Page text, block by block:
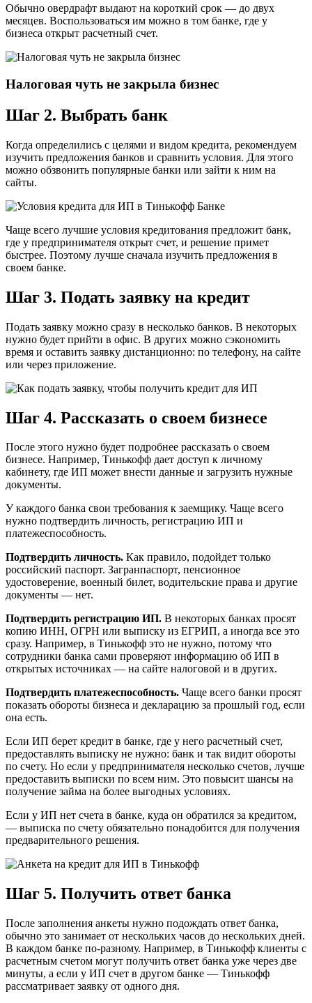
Обычно овердрафт выдают на короткий срок — до двух
месяцев. Воспользоваться им можно в том банке, где у
бизнеса открыт расчетный счет.
Налоговая чуть не закрыла бизнес
Шаг 2. Выбрать банк
Когда определились с целями и видом кредита, рекомендуем
изучить предложения банков и сравнить условия. Для этого
можно обзвонить популярные банки или зайти к ним на
сайты.
Чаще всего лучшие условия кредитования предложит банк,
где у предпринимателя открыт счет, и решение примет
быстрее. Поэтому лучше сначала изучить предложения в
своем банке.
Шаг 3. Подать заявку на кредит
Подать заявку можно сразу в несколько банков. В некоторых
нужно будет прийти в офис. В других можно сэкономить
время и оставить заявку дистанционно: по телефону, на сайте
или через приложение.
Шаг 4. Рассказать о своем бизнесе
После этого нужно будет подробнее рассказать о своем
бизнесе. Например, Тинькофф дает доступ к личному
кабинету, где ИП может внести данные и загрузить нужные
документы.
У каждого банка свои требования к заемщику. Чаще всего
нужно подтвердить личность, регистрацию ИП и
платежеспособность.
Подтвердить личность. Как правило, подойдет только
российский паспорт. Загранпаспорт, пенсионное
удостоверение, военный билет, водительские права и другие
документы — нет.
Подтвердить регистрацию ИП. В некоторых банках просят
копию ИНН, ОГРН или выписку из ЕГРИП, а иногда все это
сразу. Например, в Тинькофф это не нужно, потому что
сотрудники банка сами проверяют информацию об ИП в
открытых источниках — на сайте налоговой и в других.
Подтвердить платежеспособность. Чаще всего банки просят
показать обороты бизнеса и декларацию за прошлый год, если
она есть.
Если ИП берет кредит в банке, где у него расчетный счет,
предоставлять выписку не нужно: банк и так видит обороты
по счету. Но если у предпринимателя несколько счетов, лучше
предоставить выписки по всем ним. Это повысит шансы на
получение займа на более выгодных условиях.
Если у ИП нет счета в банке, куда он обратился за кредитом,
— выписка по счету обязательно понадобится для получения
предварительного решения.
Шаг 5. Получить ответ банка
После заполнения анкеты нужно подождать ответ банка,
обычно это занимает от нескольких часов до нескольких дней.
В каждом банке по-разному. Например, в Тинькофф клиенты с
расчетным счетом могут получить ответ банка уже через две
минуты, а если у ИП счет в другом банке — Тинькофф
рассматривает заявку от одного дня.